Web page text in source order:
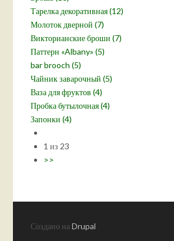
Тарелка декоративная (12)
Молоток дверной (7)
Викторианские броши (7)
Паттерн «Albany» (5)
bar brooch (5)
Чайник заварочный (5)
Ваза для фруктов (4)
Пробка бутылочная (4)
Запонки (4)
1 из 23
>>
Создано наDrupal